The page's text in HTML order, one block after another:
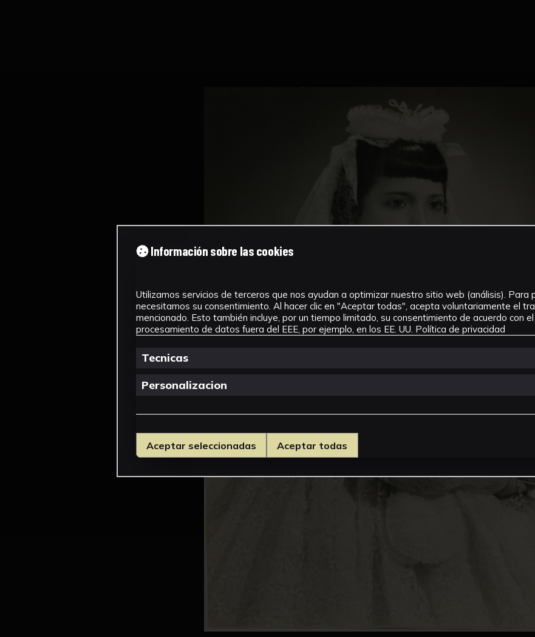
Información sobre las cookies
Utilizamos servicios de terceros que nos ayudan a optimizar nuestro sitio web (análisis). Para
necesitamos su consentimiento. Al hacer clic en "Aceptar todas", acepta voluntariamente el
mencionado. Esto también incluye, por un tiempo limitado, su consentimiento de acuerdo con
procesamiento de datos fuera del EEE, por ejemplo, en los EE. UU. Política de privacidad
Tecnicas
Personalizacion
Aceptar seleccionadas Aceptar todas